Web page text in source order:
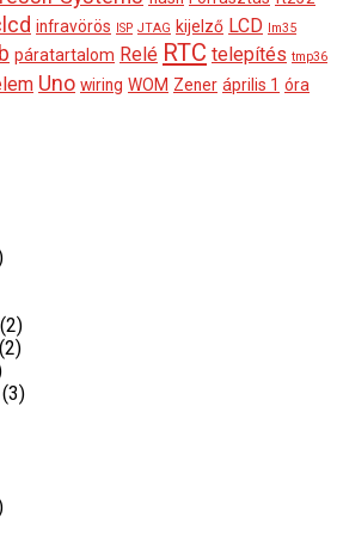
infravörös ISP JTAG kijelző LCD lm35
páratartalom Relé RTC telepítés tmp36
Uno wiring WOM Zener április 1 óra
(2)
(2)
(3)